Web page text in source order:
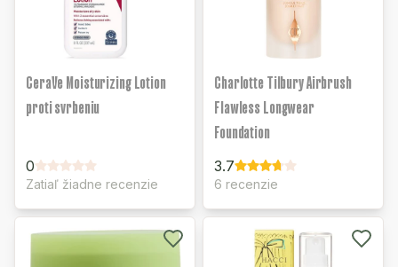
CeraVe Moisturizing Lotion
proti svrbeniu
0
Zatiaľ žiadne recenzie
Charlotte Tilbury Airbrush
Flawless Longwear
Foundation
3.7
6 recenzie